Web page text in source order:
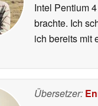
Intel Pentium
brachte. Ich
ich bereits mit
Übersetzer: